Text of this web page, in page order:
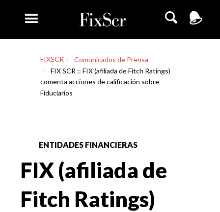
FIXSCR
Comunicados de Prensa
FIX SCR :: FIX (afiliada de Fitch Ratings)
comenta acciones de calificación sobre
Fiduciarios
ENTIDADES FINANCIERAS
FIX (afiliada de
Fitch Ratings)